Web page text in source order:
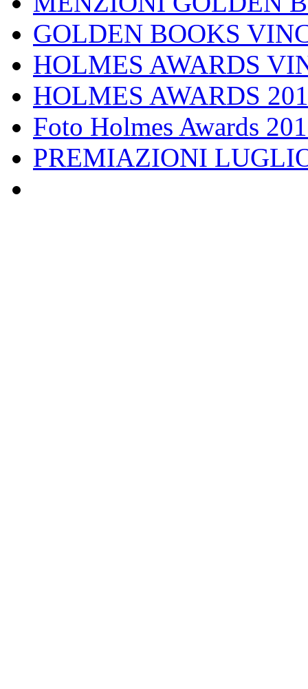
GOLDEN BOOKS
HOLMES AWARDS
HOLMES AWARDS
Foto Holmes Awards
PREMIAZIONI